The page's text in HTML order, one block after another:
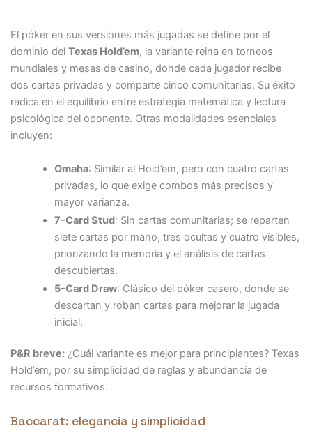
El póker en sus versiones más jugadas se define por el
dominio del Texas Hold’em, la variante reina en torneos
mundiales y mesas de casino, donde cada jugador recibe
dos cartas privadas y comparte cinco comunitarias. Su éxito
radica en el equilibrio entre estrategia matemática y lectura
psicológica del oponente. Otras modalidades esenciales
incluyen:
Omaha: Similar al Hold’em, pero con cuatro cartas
privadas, lo que exige combos más precisos y
mayor varianza.
7-Card Stud: Sin cartas comunitarias; se reparten
siete cartas por mano, tres ocultas y cuatro visibles,
priorizando la memoria y el análisis de cartas
descubiertas.
5-Card Draw: Clásico del póker casero, donde se
descartan y roban cartas para mejorar la jugada
inicial.
P&R breve:¿Cuál variante es mejor para principiantes? Texas
Hold’em, por su simplicidad de reglas y abundancia de
recursos formativos.
Baccarat: elegancia y simplicidad